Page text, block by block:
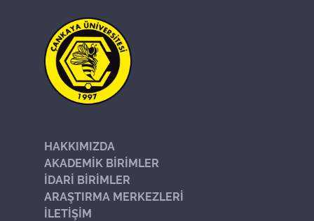
HAKKIMIZDA
AKADEMİK BİRİMLER
İDARİ BİRİMLER
ARAŞTIRMA MERKEZLERİ
İLETİŞİM